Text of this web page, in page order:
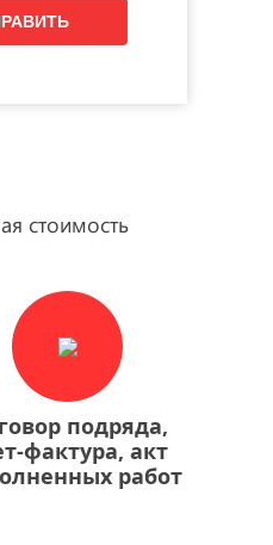
стоимость
подряда,
фактура, акт
работ